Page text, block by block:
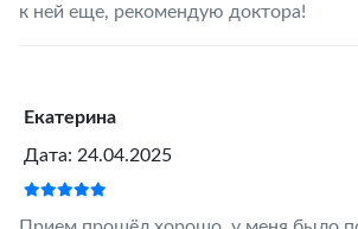
к ней еще, рекомендую доктора!
Екатерина
Дата: 24.04.2025